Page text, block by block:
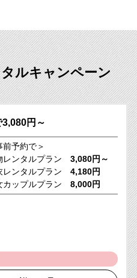
ルキャンペーン
円～
前予約で＞
レンタルプラン3,080円～
レンタルプラン4,180円
カップルプラン8,000円